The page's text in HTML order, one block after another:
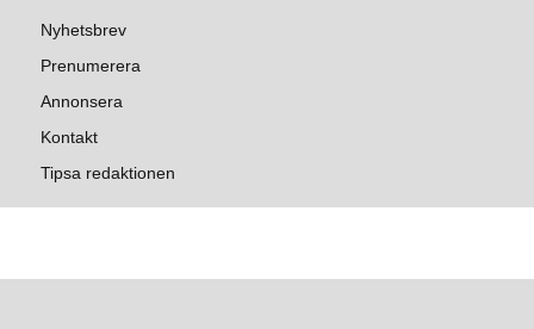
Nyhetsbrev
Prenumerera
Annonsera
Kontakt
Tipsa redaktionen